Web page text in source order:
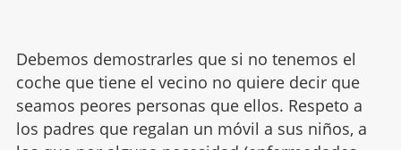
Debemos demostrarles que si no tenemos el
coche que tiene el vecino no quiere decir que
seamos peores personas que ellos. Respeto a
los padres que regalan un móvil a sus niños, a